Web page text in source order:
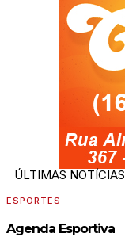
ÚLTIMAS NOTÍCIAS
ESPORTES
Agenda Esportiva